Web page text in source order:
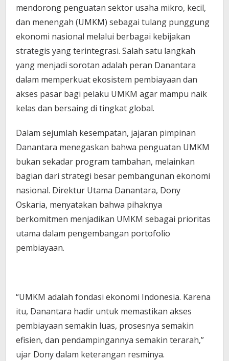
mendorong penguatan sektor usaha mikro, kecil,
dan menengah (UMKM) sebagai tulang punggung
ekonomi nasional melalui berbagai kebijakan
strategis yang terintegrasi. Salah satu langkah
yang menjadi sorotan adalah peran Danantara
dalam memperkuat ekosistem pembiayaan dan
akses pasar bagi pelaku UMKM agar mampu naik
kelas dan bersaing di tingkat global.
Dalam sejumlah kesempatan, jajaran pimpinan
Danantara menegaskan bahwa penguatan UMKM
bukan sekadar program tambahan, melainkan
bagian dari strategi besar pembangunan ekonomi
nasional. Direktur Utama Danantara, Dony
Oskaria, menyatakan bahwa pihaknya
berkomitmen menjadikan UMKM sebagai prioritas
utama dalam pengembangan portofolio
pembiayaan.
“UMKM adalah fondasi ekonomi Indonesia. Karena
itu, Danantara hadir untuk memastikan akses
pembiayaan semakin luas, prosesnya semakin
efisien, dan pendampingannya semakin terarah,”
ujar Dony dalam keterangan resminya.